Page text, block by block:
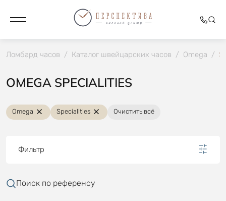
Ломбард часов / Каталог швейцарских часов / Omega /
OMEGA SPECIALITIES
Omega Specialities Очистить всё
Фильтр
Поиск по референсу